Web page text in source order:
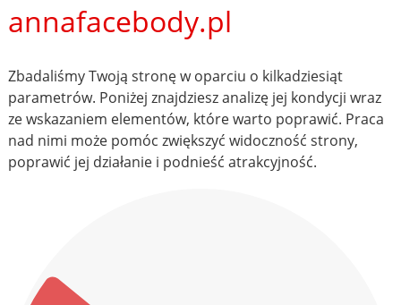
annafacebody.pl
Zbadaliśmy Twoją stronę w oparciu o kilkadziesiąt
parametrów. Poniżej znajdziesz analizę jej kondycji wraz
ze wskazaniem elementów, które warto poprawić. Praca
nad nimi może pomóc zwiększyć widoczność strony,
poprawić jej działanie i podnieść atrakcyjność.